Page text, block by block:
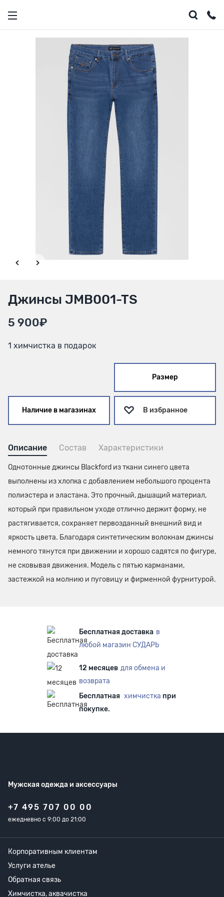
Джинсы JMB001-TS
5 900₽
1 химчистка в подарок
Размер
Наличие в магазинах В избранное
Описание Состав Характеристики
Однотонные джинсы Blackford из ткани синего цвета
выполнены из хлопка с добавлением небольшого процента
полиэстера и эластана. Это прочный, дышащий материал,
который при правильном уходе отлично держит форму, не
растягивается, сохраняет первозданный внешний вид и
яркость цвета. Благодаря синтетическим волокнам джинсы
немного тянутся при движении и хорошо садятся по фигуре,
не сковывая движения. Модель с пятью карманами,
застежкой на молнию и пуговицу и фирменной фурнитурой.
Бесплатная доставка в
любой магазин СУДАРЬ
12 месяцев для обмена и
возврата
Бесплатная химчистка при
покупке.
Мужская одежда и аксессуары
+7 495 707 00 00
ежедневно с 9:00 до 21:00
Корпоративным клиентам
Услуги ателье
Обратная связь
Химчистка, аквачистка